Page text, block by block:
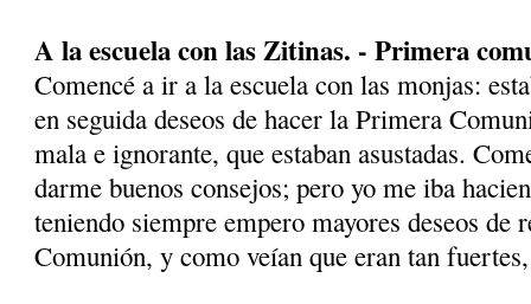
A la escuela con las Zitinas. - Primera
Comencé a ir a la escuela con las monjas:
en seguida deseos de hacer la Primera
mala e ignorante, que estaban asustadas.
darme buenos consejos; pero yo me iba
teniendo siempre empero mayores de­seos
Comunión, y como veían que eran tan